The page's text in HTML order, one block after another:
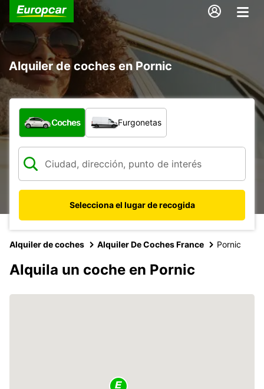
Alquiler de coches en Pornic
¿Qué tipo de vehículo?
Coches Furgonetas
Selecciona el lugar de recogida
Alquiler de coches Alquiler De Coches France Pornic
Alquila un coche en Pornic